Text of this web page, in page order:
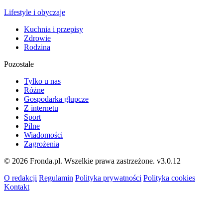
Lifestyle i obyczaje
Kuchnia i przepisy
Zdrowie
Rodzina
Pozostałe
Tylko u nas
Różne
Gospodarka głupcze
Z internetu
Sport
Pilne
Wiadomości
Zagrożenia
© 2026 Fronda.pl. Wszelkie prawa zastrzeżone. v3.0.12
O redakcji Regulamin Polityka prywatności Polityka cookies
Kontakt